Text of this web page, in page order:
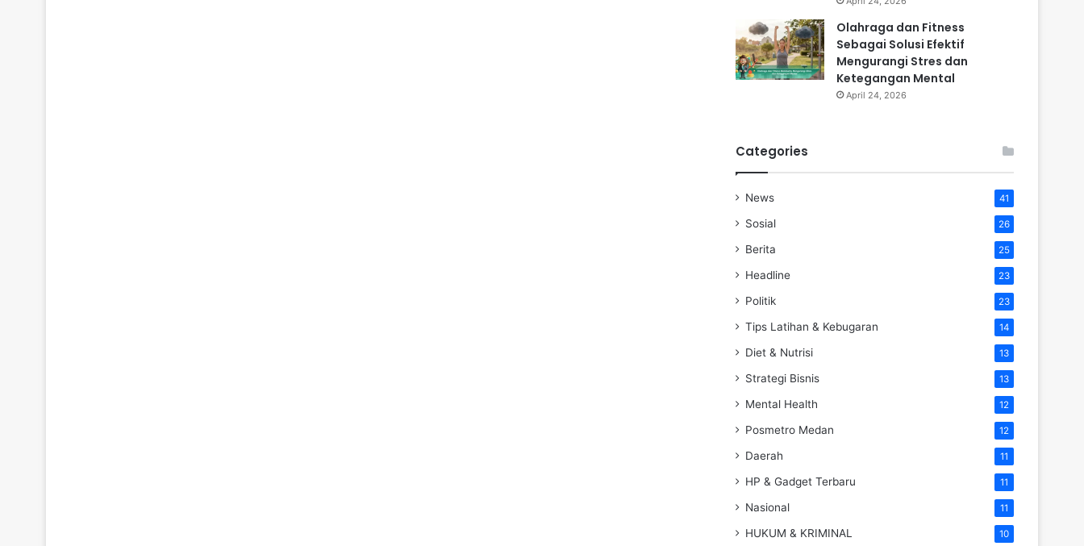
Olahraga dan Fitness
Sebagai Solusi Efektif
Mengurangi Stres dan
Ketegangan Mental
April 24, 2026
Categories
News 41
Sosial 26
Berita 25
Headline 23
Politik 23
Tips Latihan & Kebugaran 14
Diet & Nutrisi 13
Strategi Bisnis 13
Mental Health 12
Posmetro Medan 12
Daerah 11
HP & Gadget Terbaru 11
Nasional 11
HUKUM & KRIMINAL 10